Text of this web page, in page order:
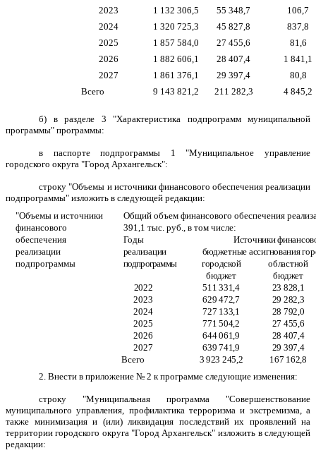
2023
1 132 306,5 55 348,7
106,7
2024
1 320 725,3 45 827,8
837,8
2025
1 857 584,0 27 455,6
81,6
2026
1 882 606,1 28 407,4
1 841,1
2027
1 861 376,1 29 397,4
80,8
Всего
9 143 821,2 211 282,3 4 845,2
б) в разделе 3 "Характеристика подпрограмм муниципальной
программы" программы:
в паспорте подпрограммы 1 "Муниципальное управление
городского округа "Город Архангельск":
строку "Объемы и источники финансового обеспечения реализации
подпрограммы" изложить в следующей редакции:
"Объемы и источники
финансового
обеспечения
реализации
подпрограммы
Общий объем финансового обеспечения
391,1 тыс. руб., в том числе:
Годы
реализации
подпрограммы
Источники
бюджетные ассигнования
городской
бюджет
областной
бюджет
2022
511 331,4
23 828,1
2023
629 472,7
29 282,3
2024
727 133,1
28 792,0
2025
771 504,2
27 455,6
2026
644 061,9
28 407,4
2027
639 741,9
29 397,4
Всего
3 923 245,2
167 162,8
2. Внести в приложение № 2 к программе следующие изменения:
строку "Муниципальная программа "Совершенствование
муниципального управления, профилактика терроризма и экстремизма, а
также минимизация и (или) ликвидация последствий их проявлений на
территории городского округа "Город Архангельск" изложить в следующей
редакции: